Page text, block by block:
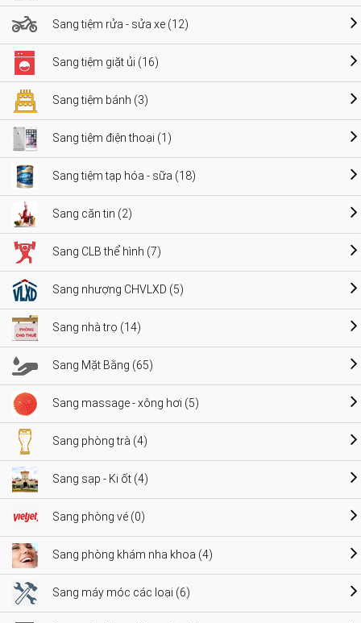
Sang tiệm rửa - sửa xe (12)
Sang tiệm giặt ủi (16)
Sang tiệm bánh (3)
Sang tiệm điện thoại (1)
Sang tiệm tạp hóa - sữa (18)
Sang căn tin (2)
Sang CLB thể hình (7)
Sang nhượng CHVLXD (5)
Sang nhà trọ (14)
Sang Mặt Bằng (65)
Sang massage - xông hơi (5)
Sang phòng trà (4)
Sang sạp - Ki ốt (4)
Sang phòng vé (0)
Sang phòng khám nha khoa (4)
Sang máy móc các loại (6)